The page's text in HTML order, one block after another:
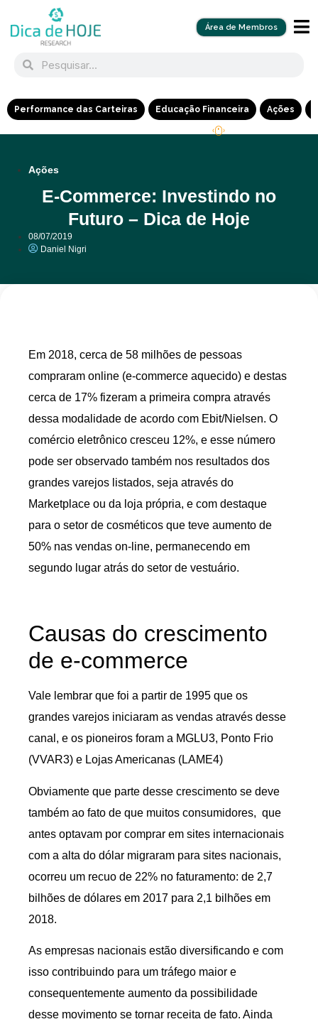
Área de Membros
Performance das Carteiras Educação Financeira Ações
Ações
E-Commerce: Investindo no
Futuro – Dica de Hoje
08/07/2019
Daniel Nigri
Em 2018, cerca de 58 milhões de pessoas
compraram online (e-commerce aquecido) e destas
cerca de 17% fizeram a primeira compra através
dessa modalidade de acordo com Ebit/Nielsen. O
comércio eletrônico cresceu 12%, e esse número
pode ser observado também nos resultados dos
grandes varejos listados, seja através do
Marketplace ou da loja própria, e com destaque
para o setor de cosméticos que teve aumento de
50% nas vendas on-line, permanecendo em
segundo lugar atrás do setor de vestuário.
Causas do crescimento
de e-commerce
Vale lembrar que foi a partir de 1995 que os
grandes varejos iniciaram as vendas através desse
canal, e os pioneiros foram a MGLU3, Ponto Frio
(VVAR3) e Lojas Americanas (LAME4)
Obviamente que parte desse crescimento se deve
também ao fato de que muitos consumidores, que
antes optavam por comprar em sites internacionais
com a alta do dólar migraram para sites nacionais,
ocorreu um recuo de 22% no faturamento: de 2,7
bilhões de dólares em 2017 para 2,1 bilhões em
2018.
As empresas nacionais estão diversificando e com
isso contribuindo para um tráfego maior e
consequentemente aumento da possibilidade
desse movimento se tornar receita de fato. Ainda